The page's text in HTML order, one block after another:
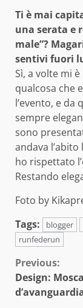
Ti è mai
una serata e
male”?
sentivi fuori
Sì, a volte mi
qualcosa che
l’evento, e da
sempre
sono
andava
ho rispettato
Restando
Foto by
Tags:
blogger
runfederun
Continue
Reading
Previous:
Design: